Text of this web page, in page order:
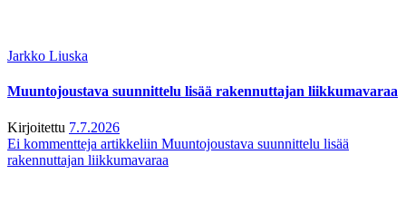
Jarkko Liuska
Muuntojoustava suunnittelu lisää rakennuttajan liikkumavaraa
Kirjoitettu 7.7.2026
Ei kommentteja artikkeliin Muuntojoustava suunnittelu lisää
rakennuttajan liikkumavaraa